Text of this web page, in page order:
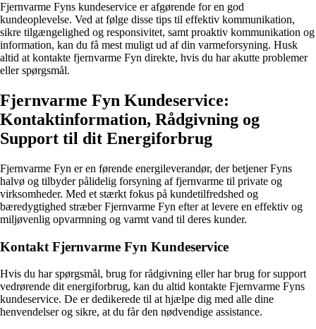
Fjernvarme Fyns kundeservice er afgørende for en god
kundeoplevelse. Ved at følge disse tips til effektiv kommunikation,
sikre tilgængelighed og responsivitet, samt proaktiv kommunikation og
information, kan du få mest muligt ud af din varmeforsyning. Husk
altid at kontakte fjernvarme Fyn direkte, hvis du har akutte problemer
eller spørgsmål.
Fjernvarme Fyn Kundeservice:
Kontaktinformation, Rådgivning og
Support til dit Energiforbrug
Fjernvarme Fyn er en førende energileverandør, der betjener Fyns
halvø og tilbyder pålidelig forsyning af fjernvarme til private og
virksomheder. Med et stærkt fokus på kundetilfredshed og
bæredygtighed stræber Fjernvarme Fyn efter at levere en effektiv og
miljøvenlig opvarmning og varmt vand til deres kunder.
Kontakt Fjernvarme Fyn Kundeservice
Hvis du har spørgsmål, brug for rådgivning eller har brug for support
vedrørende dit energiforbrug, kan du altid kontakte Fjernvarme Fyns
kundeservice. De er dedikerede til at hjælpe dig med alle dine
henvendelser og sikre, at du får den nødvendige assistance.